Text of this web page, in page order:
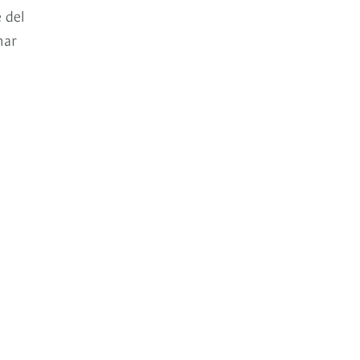
del